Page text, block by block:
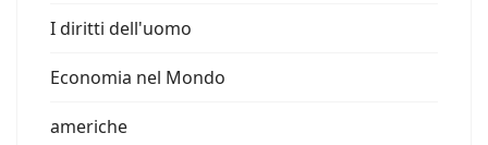
I diritti dell'uomo
Economia nel Mondo
americhe